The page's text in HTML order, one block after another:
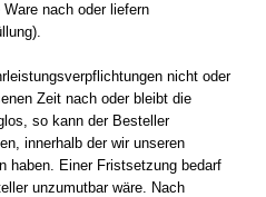
nach oder liefern
nicht oder
Zeit nach oder bleibt die
so kann der Besteller
innerhalb der wir unseren
haben. Einer Fristsetzung bedarf
unzumutbar wäre. Nach